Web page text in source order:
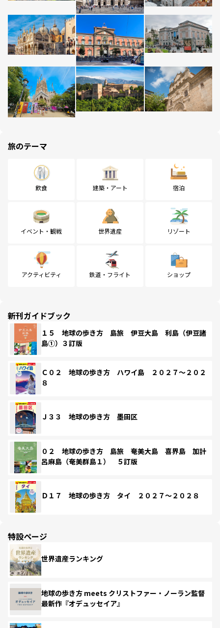
旅のテーマ
飲食 建築・アート 宿泊
イベント・観戦 世界遺産 リゾート
アクティビティ 鉄道・フライト ショップ
新刊ガイドブック
１５ 地球の歩き方 島旅 伊豆大島 利島（伊豆諸
島①）３訂版
Ｃ０２ 地球の歩き方 ハワイ島 ２０２７～２０２
８
Ｊ３３ 地球の歩き方 墨田区
０２ 地球の歩き方 島旅 奄美大島 喜界島 加計
呂麻島（奄美群島１） ５訂版
Ｄ１７ 地球の歩き方 タイ ２０２７～２０２８
特設ページ
世界遺産ランキング
地球の歩き方 meets クリストファー・ノーラン監督
最新作『オデュッセイア』